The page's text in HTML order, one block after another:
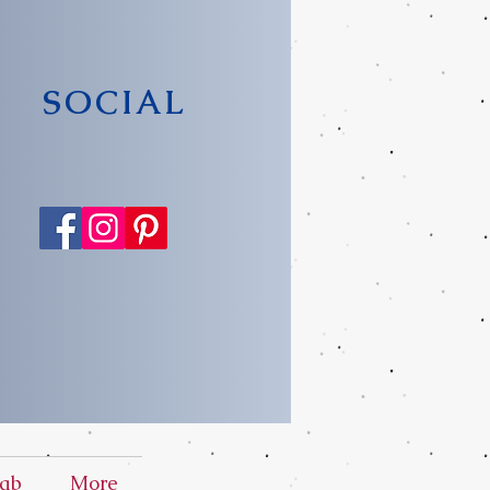
SOCIAL
More